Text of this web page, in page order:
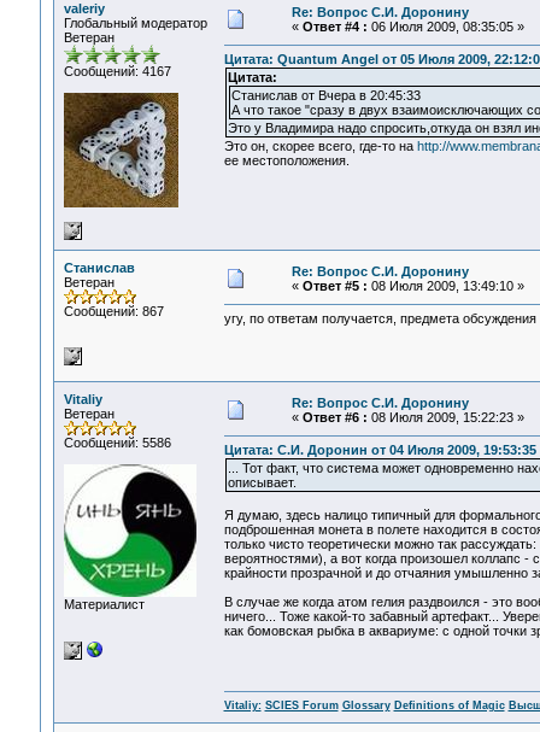
valeriy
Глобальный модератор
Ветеран
Сообщений: 4167
Re: Вопрос С.И. Доронину
« Ответ #4 : 06 Июля 2009, 08:35:05 »
Цитата: Quantum Angel от 05 Июля 2009,
Цитата:
Станислав от Вчера в 20:45:33
А что такое "сразу в двух взаимоисключающих
Это у Владимира надо спросить,откуда он взял
Это он, скорее всего, где-то на http://
ее местоположения.
Станислав
Ветеран
Сообщений: 867
Re: Вопрос С.И. Доронину
« Ответ #5 : 08 Июля 2009, 13:49:10 »
угу, по ответам получается, предмета
Vitaliy
Ветеран
Сообщений: 5586
Материалист
Re: Вопрос С.И. Доронину
« Ответ #6 : 08 Июля 2009, 15:22:23 »
Цитата: С.И. Доронин от 04 Июля 2009, 19:53:35
... Тот факт, что система может одновременно
описывает.
Я думаю, здесь налицо типичный для
подброшенная монета в полете находится в
только чисто теоретически можно так
вероятностями), а вот когда произошел коллапс -
крайности прозрачной и до отчаяния умышленно
В случае же когда атом гелия раздвоился - это
ничего... Тоже какой-то забавный артефакт...
как бомовская рыбка в аквариуме: с одной точки
Vitaliy: SCIES Forum Glossary Definitions of Magic